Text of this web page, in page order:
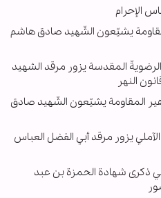
الإحرام
يشيّعون الشّهيد صادق هاشم
المقدسة يزور مرقد الشهيد
النهر
المقاومة يشيّعون الشّهيد صادق
يزور مرقد أبي الفضل العباس
ذكرى شهادة الحمزة بن عبد